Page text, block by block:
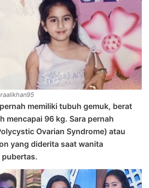
memiliki tubuh gemuk, berat
mencapai 96 kg. Sara pernah
Ovarian Syndrome) atau
yang diderita saat wanita
pubertas.